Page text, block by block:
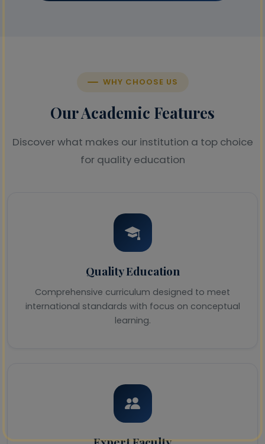
WHY CHOOSE US
Our Academic Features
Discover what makes our institution a top choice
for quality education
Quality Education
Comprehensive curriculum designed to meet
international standards with focus on conceptual
learning.